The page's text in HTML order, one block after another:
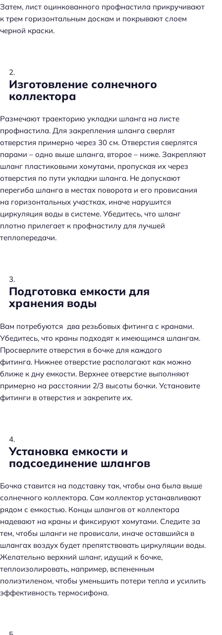
Затем, лист оцинкованного профнастила прикручивают
к трем горизонтальным доскам и покрывают слоем
черной краски.
Изготовление солнечного
коллектора
Размечают траекторию укладки шланга на листе
профнастила. Для закрепления шланга сверлят
отверстия примерно через 30 см. Отверстия сверлятся
парами – одно выше шланга, второе – ниже. Закрепляют
шланг пластиковыми хомутами, пропуская их через
отверстия по пути укладки шланга. Не допускают
перегиба шланга в местах поворота и его провисания
на горизонтальных участках, иначе нарушится
циркуляция воды в системе. Убедитесь, что шланг
плотно прилегает к профнастилу для лучшей
теплопередачи.
Подготовка емкости для
хранения воды
Вам потребуются два резьбовых фитинга с кранами.
Убедитесь, что краны подходят к имеющимся шлангам.
Просверлите отверстия в бочке для каждого
фитинга. Нижнее отверстие располагают как можно
ближе к дну емкости. Верхнее отверстие выполняют
примерно на расстоянии 2/3 высоты бочки. Установите
фитинги в отверстия и закрепите их.
Установка емкости и
подсоединение шлангов
Бочка ставится на подставку так, чтобы она была выше
солнечного коллектора. Сам коллектор устанавливают
рядом с емкостью. Концы шлангов от коллектора
надевают на краны и фиксируют хомутами. Следите за
тем, чтобы шланги не провисали, иначе оставшийся в
шлангах воздух будет препятствовать циркуляции воды.
Желательно верхний шланг, идущий к бочке,
теплоизолировать, например, вспененным
полиэтиленом, чтобы уменьшить потери тепла и усилить
эффективность термосифона.